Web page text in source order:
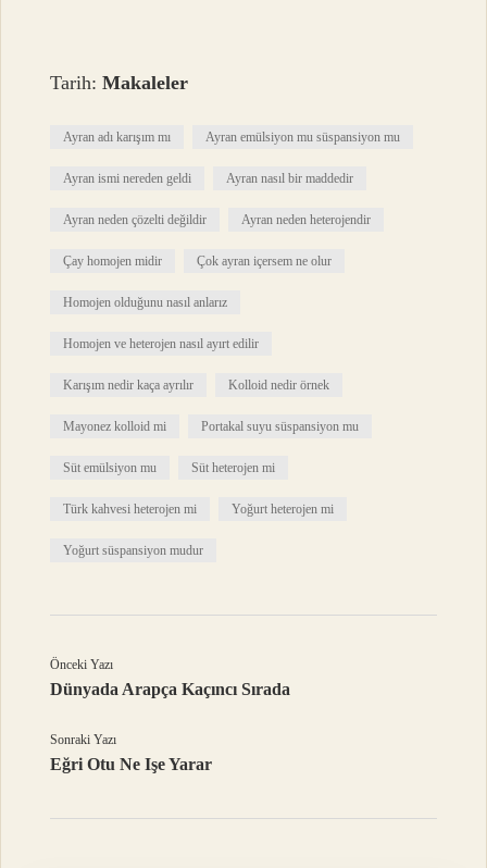
Tarih:Makaleler
Ayran adı karışım mı Ayran emülsiyon mu süspansiyon mu
Ayran ismi nereden geldi Ayran nasıl bir maddedir
Ayran neden çözelti değildir Ayran neden heterojendir
Çay homojen midir Çok ayran içersem ne olur
Homojen olduğunu nasıl anlarız
Homojen ve heterojen nasıl ayırt edilir
Karışım nedir kaça ayrılır Kolloid nedir örnek
Mayonez kolloid mi Portakal suyu süspansiyon mu
Süt emülsiyon mu Süt heterojen mi
Türk kahvesi heterojen mi Yoğurt heterojen mi
Yoğurt süspansiyon mudur
Önceki Yazı
Dünyada Arapça Kaçıncı Sırada
Sonraki Yazı
Eğri Otu Ne Işe Yarar